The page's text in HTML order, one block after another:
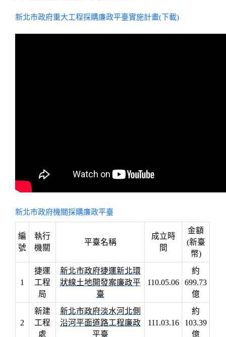
新北市政府重大工程採購廉政平臺實施計畫(下載)
新北市政府機關採購廉政平臺
編
號
執行
機關
平臺名稱
成立時
間
金額
(新臺
幣)
1
捷運
工程
局
新北市政府捷運新北環
狀線土地開發案廉政平
臺
110.05.06
約
699.73
億
2
新建
工程
處
新北市政府淡水河北側
沿河平面道路工程廉政
平臺
111.03.16
約
103.39
億